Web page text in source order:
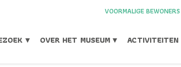
VOORMALIGE
▾ OVER HET MUSEUM ▾